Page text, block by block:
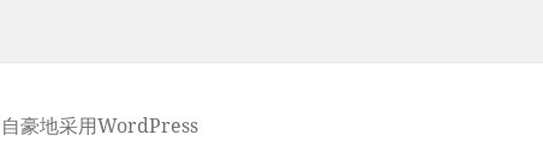
自豪地采用WordPress